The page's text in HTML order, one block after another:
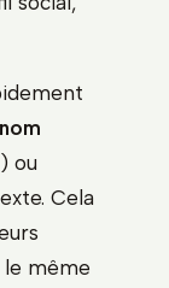
nom
ou
Cela
même